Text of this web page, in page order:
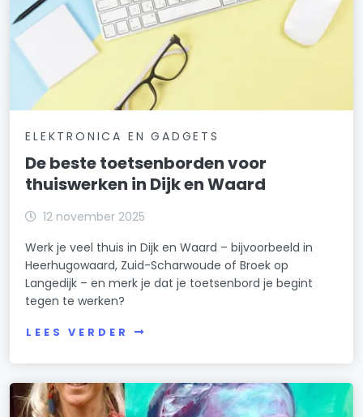
ELEKTRONICA EN GADGETS
De beste toetsenborden voor
thuiswerken in Dijk en Waard
12 november 2025
Werk je veel thuis in Dijk en Waard – bijvoorbeeld in
Heerhugowaard, Zuid-Scharwoude of Broek op
Langedijk – en merk je dat je toetsenbord je begint
tegen te werken?
LEES VERDER